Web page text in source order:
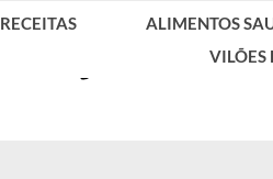
RECEITAS
ALIMENTOS
VILÕES